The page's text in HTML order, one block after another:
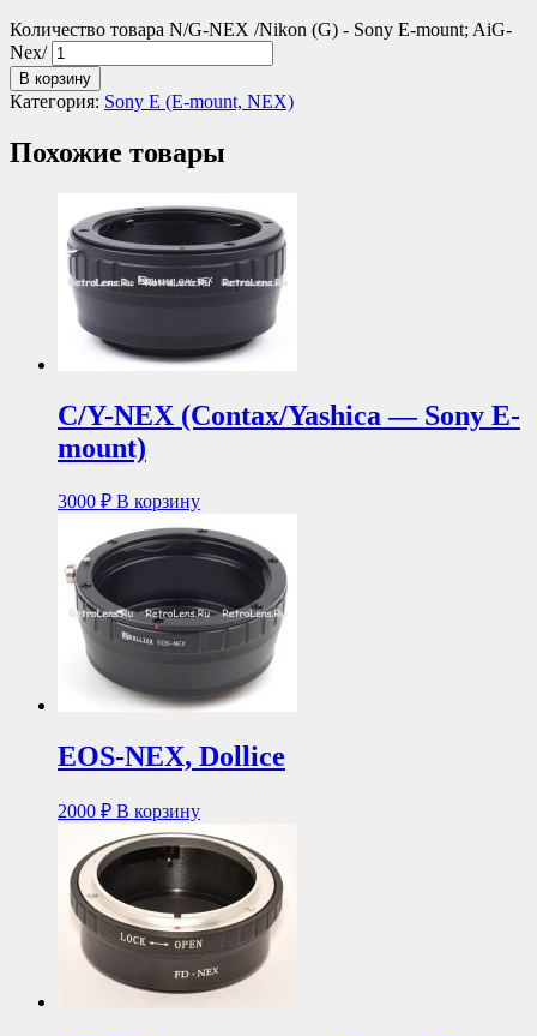
Количество товара N/G-NEX /Nikon (G) - Sony E-mount; AiG-
Nex/
В корзину
Категория: Sony E (E-mount, NEX)
Похожие товары
C/Y-NEX (Contax/Yashica — Sony E-
mount)
3000 ₽ В корзину
EOS-NEX, Dollice
2000 ₽ В корзину